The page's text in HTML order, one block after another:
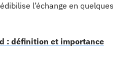
l’échange en quelques
: définition et importance